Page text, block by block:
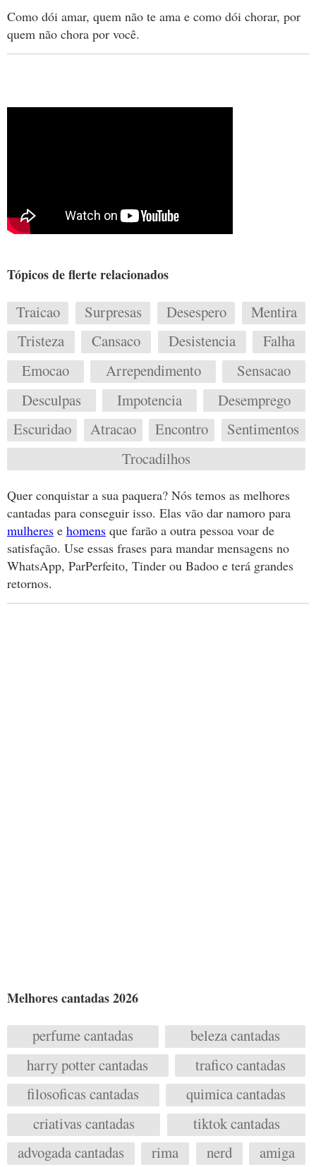
Como dói amar, quem não te ama e como dói chorar, por
quem não chora por você.
Tópicos de flerte relacionados
Traicao Surpresas Desespero
Mentira
Tristeza
Cansaco Desistencia
Falha
Emocao
Arrependimento
Sensacao
Desculpas
Impotencia
Desemprego
Escuridao
Atracao Encontro
Sentimentos
Trocadilhos
Quer conquistar a sua paquera? Nós temos as melhores
cantadas para conseguir isso. Elas vão dar namoro para
mulheres e homens que farão a outra pessoa voar de
satisfação. Use essas frases para mandar mensagens no
WhatsApp, ParPerfeito, Tinder ou Badoo e terá grandes
retornos.
Melhores cantadas 2026
perfume cantadas
beleza cantadas
harry potter cantadas
trafico cantadas
filosoficas cantadas
quimica cantadas
criativas cantadas
tiktok cantadas
advogada cantadas
rima nerd amiga